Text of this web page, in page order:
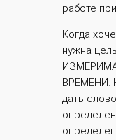
работе
Когда
нужна
ВРЕМЕНИ.
дать